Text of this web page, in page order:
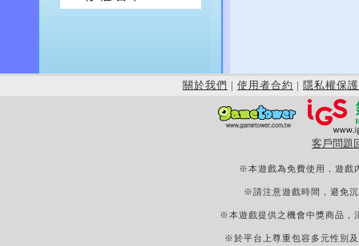
關於我們 | 使用者合約 | 隱私權保護
客戶問題
※本遊戲為免費使用，遊戲
※請注意遊戲時間，避免
※本遊戲提供之機會中獎商品，
※於平台上尊重包容多元性別